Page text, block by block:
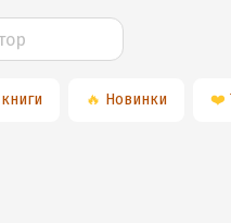
🔥 Новинки ❤️